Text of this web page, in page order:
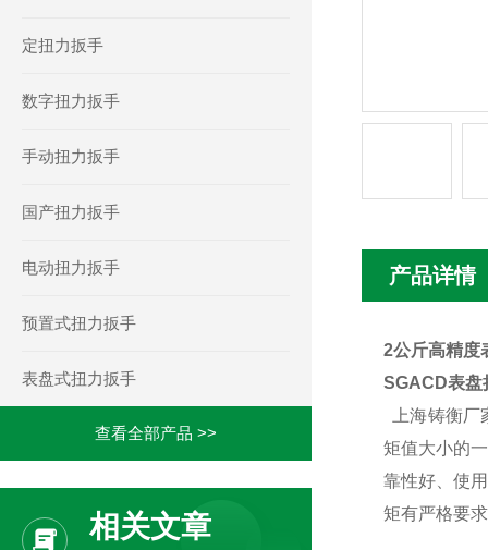
定扭力扳手
数字扭力扳手
手动扭力扳手
国产扭力扳手
电动扭力扳手
预置式扭力扳手
表盘式扭力扳手
查看全部产品 >>
相关文章
产品详情
2公斤高精度
SGACD表盘
上海铸衡厂
矩值大小的
靠性好、使
矩有严格要